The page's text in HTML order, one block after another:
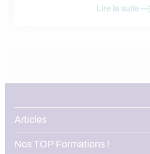
questions/réponses — comme si nous
Lire la suite
Articles
Nos TOP Formations !